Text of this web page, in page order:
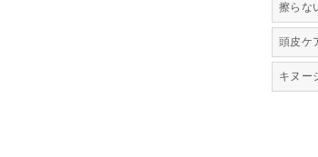
擦らな
頭皮ケ
キヌー